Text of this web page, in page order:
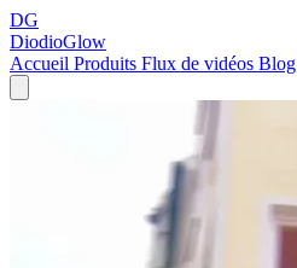
DG
DiodioGlow
Accueil Produits Flux de vidéos Blog